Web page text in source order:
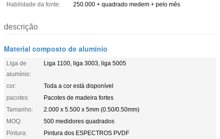
Habilidade da fonte:
250.000 + quadrado medem + pelo mês
descrição
Material composto de alumínio
Liga de
alumínio:
Liga 1100, liga 3003, liga 5005
cor:
Toda a cor está disponível
pacotes:
Pacotes de madeira fortes
Tamanho:
2.000 x 5.500 x 5mm (0.50/0.50mm)
MOQ:
500 medidores quadrados
Pintura:
Pintura dos ESPECTROS PVDF